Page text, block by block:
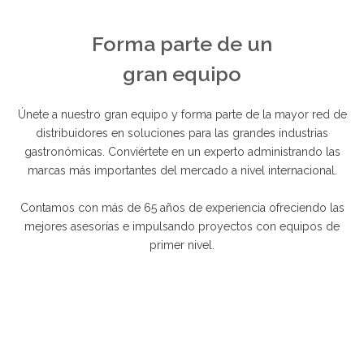
Forma parte de un
gran equipo
Únete a nuestro gran equipo y forma parte de la mayor red de
distribuidores en soluciones para las grandes industrias
gastronómicas. Conviértete en un experto administrando las
marcas más importantes del mercado a nivel internacional.
Contamos con más de 65 años de experiencia ofreciendo las
mejores asesorías e impulsando proyectos con equipos de
primer nivel.